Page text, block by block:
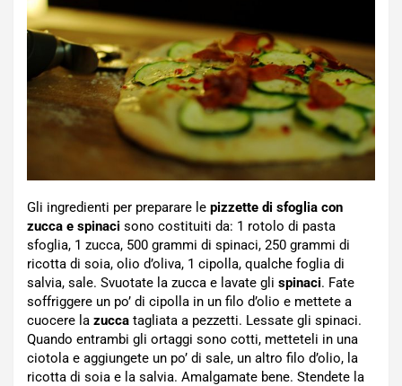
Gli ingredienti per preparare le pizzette di sfoglia con
zucca e spinaci sono costituiti da: 1 rotolo di pasta
sfoglia, 1 zucca, 500 grammi di spinaci, 250 grammi di
ricotta di soia, olio d’oliva, 1 cipolla, qualche foglia di
salvia, sale. Svuotate la zucca e lavate gli spinaci. Fate
soffriggere un po’ di cipolla in un filo d’olio e mettete a
cuocere la zucca tagliata a pezzetti. Lessate gli spinaci.
Quando entrambi gli ortaggi sono cotti, metteteli in una
ciotola e aggiungete un po’ di sale, un altro filo d’olio, la
ricotta di soia e la salvia. Amalgamate bene. Stendete la